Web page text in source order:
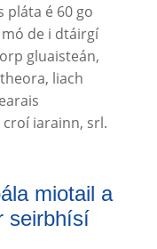
pláta é 60 go
de i dtáirgí
gluaisteán,
liach
iarainn, srl.
miotail a
seirbhísí